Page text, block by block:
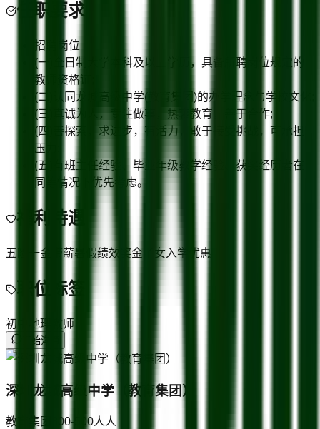
任职要求
招聘岗位
(一)全日制大学本科及以上学历，具备所聘岗位规定的
教师资格证;
(二)认同龙城高级中学(教育集团)的办学理念与学校文化;
(三)真诚为人，专注做事，热衷教育，善于合作;
(四)善探索，求进步，有活力，敢于接受挑战，可承担
压力;
(五)有班主任经验、毕业年级教学经验、获奖经历者在
同等情况下优先考虑。
福利待遇
五险一金 带薪暑假绩效奖金 子女入学优惠
职位标签
初中地理教师
开始沟通
深圳龙城高级中学（教育集团）
教育集团 300-500人 人